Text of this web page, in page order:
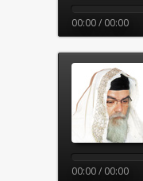
00:00 / 00:00
00:00 / 00:00